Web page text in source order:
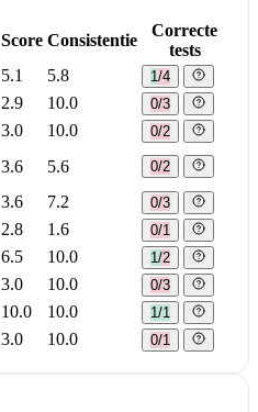
Score Consistentie
Correcte
tests
5.1 5.8 1/4
2.9 10.0 0/3
3.0 10.0 0/2
3.6 5.6 0/2
3.6 7.2 0/3
2.8 1.6 0/1
6.5 10.0 1/2
3.0 10.0 0/3
10.0 10.0 1/1
3.0 10.0 0/1